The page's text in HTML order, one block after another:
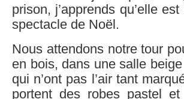
prison, j’apprends qu’elle
spectacle de Noël.
Nous attendons notre tour
en bois, dans une salle
qui n’ont pas l’air tant
portent des robes pastel